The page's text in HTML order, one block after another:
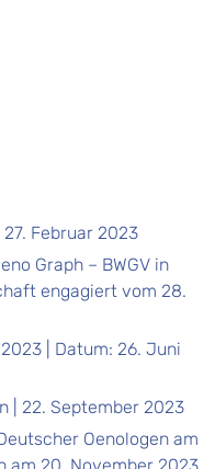
Februar 2023
Graph – BWGV in
engagiert vom 28.
| Datum: 26. Juni
| 22. September 2023
Oenologen am